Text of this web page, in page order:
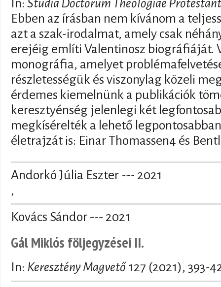
In: Studia Doctorum Theologiae
Ebben az írásban nem kívánom a
azt a szak-irodalmat, amely csak
erejéig említi Valentinosz biográfiáját.
monográfia, amelyet
részletességük és viszonylag közeli
érdemes kiemelnünk a publikációk
keresztyénség jelenlegi két
megkísérelték a lehető
életrajzát is: Einar Thomassen4 és
Andorkó Júlia Eszter --- 2021
,
Kovács Sándor --- 2021
Gál Miklós följegyzései II.
In: Keresztény Magvető127 (2021), 393-